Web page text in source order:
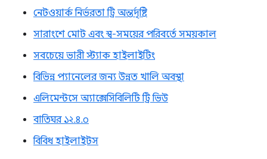
নেটওয়ার্ক নির্ভরতা ট্রি অন্তর্দৃষ্টি
সারাংশে মোট এবং স্ব-সময়ের পরিবর্তে সময়কাল
সবচেয়ে ভারী স্ট্যাক হাইলাইটিং
বিভিন্ন প্যানেলের জন্য উন্নত খালি অবস্থা
এলিমেন্টসে অ্যাক্সেসিবিলিটি ট্রি ভিউ
বাতিঘর ১২.৪.০
বিবিধ হাইলাইটস